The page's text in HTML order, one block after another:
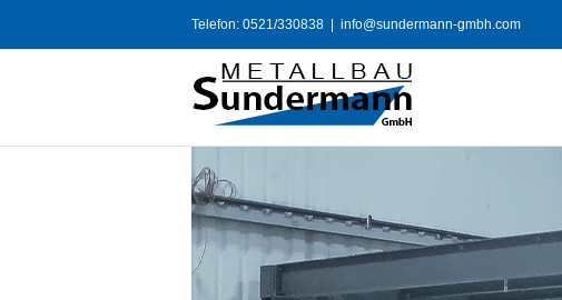
Telefon: 0521/330838 info@sundermann-gmbh.com